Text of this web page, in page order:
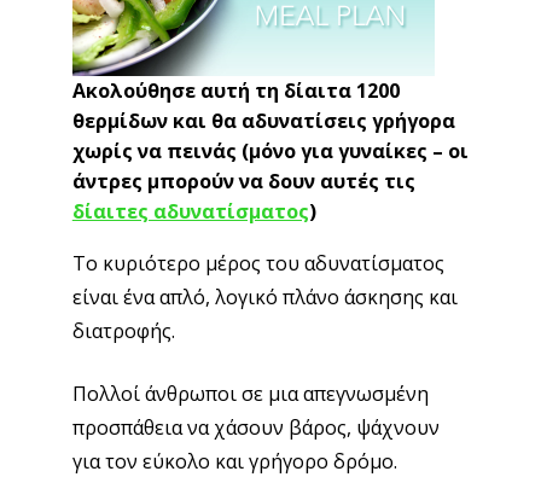
Ακολούθησε αυτή τη δίαιτα 1200
θερμίδων και θα αδυνατίσεις γρήγορα
χωρίς να πεινάς (μόνο για γυναίκες – οι
άντρες μπορούν να δουν αυτές τις
δίαιτες αδυνατίσματος)
Το κυριότερο μέρος του αδυνατίσματος
είναι ένα απλό, λογικό πλάνο άσκησης και
διατροφής.
Πολλοί άνθρωποι σε μια απεγνωσμένη
προσπάθεια να χάσουν βάρος, ψάχνουν
για τον εύκολο και γρήγορο δρόμο.